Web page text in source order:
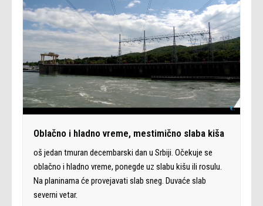
Oblačno i hladno vreme, mestimično slaba kiša
oš jedan tmuran decembarski dan u Srbiji. Očekuje se
oblačno i hladno vreme, ponegde uz slabu kišu ili rosulu.
Na planinama će provejavati slab sneg. Duvaće slab
severni vetar.